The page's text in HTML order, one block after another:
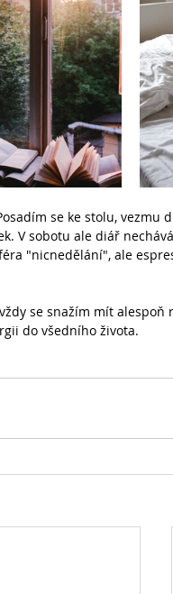
se ke stolu, vezmu
V sobotu ale diář
"nicnedělání", ale
se snažím mít alespoň
do všedního života.